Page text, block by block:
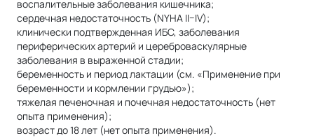
воспалительные заболевания кишечника;
сердечная недостаточность (NYHA II–IV);
клинически подтвержденная ИБС, заболевания
периферических артерий и цереброваскулярные
заболевания в выраженной стадии;
беременность и период лактации (см. «Применение при
беременности и кормлении грудью»);
тяжелая печеночная и почечная недостаточность (нет
опыта применения);
возраст до 18 лет (нет опыта применения).